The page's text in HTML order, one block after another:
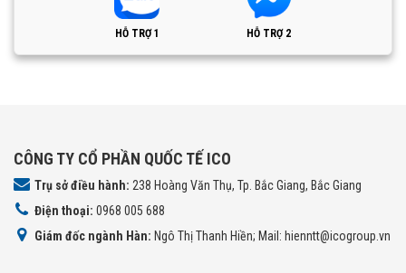
HỖ TRỢ 1 HỖ TRỢ 2
CÔNG TY CỔ PHẦN QUỐC TẾ ICO
Trụ sở điều hành: 238 Hoàng Văn Thụ, Tp. Bắc Giang, Bắc Giang
Điện thoại: 0968 005 688
Giám đốc ngành Hàn: Ngô Thị Thanh Hiền; Mail: hienntt@icogroup.vn